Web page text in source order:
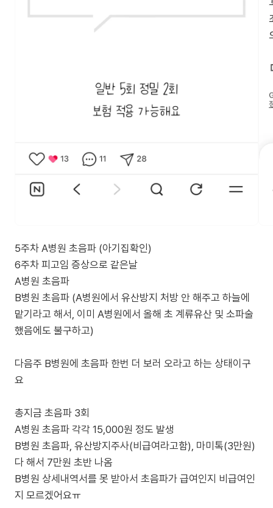
5주차 A병원 초음파 (아기집확인)
6주차 피고임 증상으로 같은날
A병원 초음파
B병원 초음파 (A병원에서 유산방지 처방 안 해주고 하늘에
맡기라고 해서, 이미 A병원에서 올해 초 계류유산 및 소파술
했음에도 불구하고)
다음주 B병원에 초음파 한번 더 보러 오라고 하는 상태이구
요
총지금 초음파 3회
A병원 초음파 각각 15,000원 정도 발생
B병원 초음파, 유산방지주사(비급여라고함), 마미톡(3만원)
다 해서 7만원 초반 나옴
B병원 상세내역서를 못 받아서 초음파가 급여인지 비급여인
지 모르겠어요ㅠ